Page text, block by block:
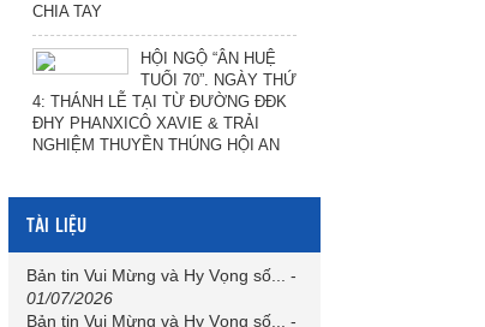
CHIA TAY
HỘI NGỘ “ÂN HUỆ
TUỔI 70”. NGÀY THỨ
4: THÁNH LỄ TẠI TỪ ĐƯỜNG ĐĐK
ĐHY PHANXICÔ XAVIE & TRẢI
NGHIỆM THUYỀN THÚNG HỘI AN
TÀI LIỆU
Bản tin Vui Mừng và Hy Vọng số...
-
01/07/2026
Bản tin Vui Mừng và Hy Vọng số...
-